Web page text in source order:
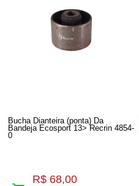
Bucha Dianteira (ponta) Da
Bandeja Ecosport 13> Recrin 4854-
0
R$ 68,00